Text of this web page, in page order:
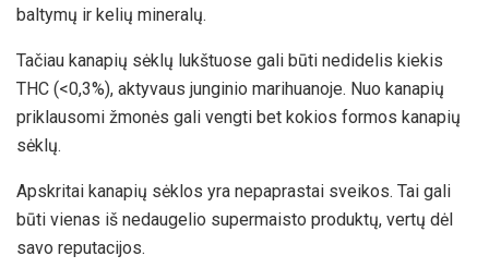
baltymų ir kelių mineralų.
Tačiau kanapių sėklų lukštuose gali būti nedidelis kiekis
THC (<0,3%), aktyvaus junginio marihuanoje. Nuo kanapių
priklausomi žmonės gali vengti bet kokios formos kanapių
sėklų.
Apskritai kanapių sėklos yra nepaprastai sveikos. Tai gali
būti vienas iš nedaugelio supermaisto produktų, vertų dėl
savo reputacijos.